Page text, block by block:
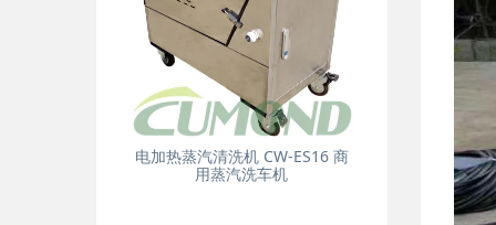
电加热蒸汽清洗机 CW-ES16 商
用蒸汽洗车机